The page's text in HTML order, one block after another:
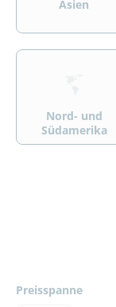
Asien
>
Nord- und
Südamerika
Preisspanne